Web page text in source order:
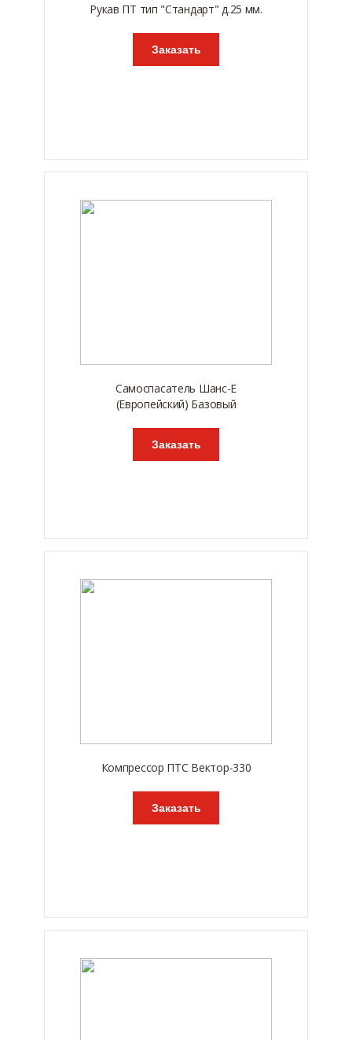
Рукав ПТ тип "Стандарт" д.25 мм.
Заказать
Самоспасатель Шанс-Е
(Европейский) Базовый
Заказать
Компрессор ПТС Вектор-330
Заказать